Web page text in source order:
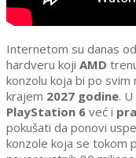
Internetom su danas
hardveru koji AMD
konzolu koja bi po svim
krajem 2027 godine.
PlayStation 6 već i
pokušati da ponovi
konzole koja se tokom